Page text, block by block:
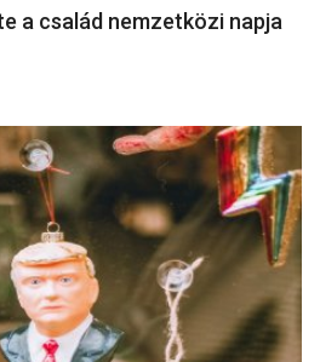
a család nemzetközi napja